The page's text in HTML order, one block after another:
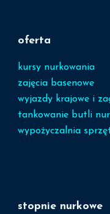
oferta
kursy nurkowania
zajęcia basenowe
wyjazdy krajowe i
tankowanie butli
wypożyczalnia
stopnie nurkowe